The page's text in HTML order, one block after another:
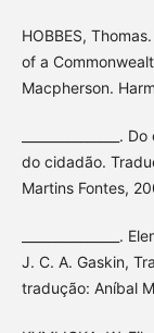
HOBBES,
of a
Macpherson.
do cidadão.
Martins Fontes,
J. C. A. Gaskin,
tradução: Aníbal